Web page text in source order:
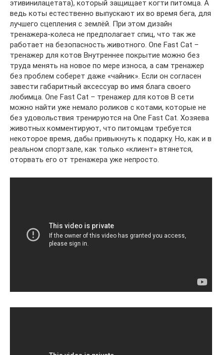
этивинилацетата), который защищает когти питомца. А
ведь коты естественно выпускают их во время бега, для
лучшего сцепления с землёй. При этом дизайн
тренажера-колеса не предполагает спиц, что так же
работает на безопасность животного. One Fast Cat –
тренажер для котов Внутреннее покрытие можно без
труда менять на новое по мере износа, а сам тренажер
без проблем соберет даже «чайник». Если он согласен
завести габаритный аксессуар во имя блага своего
любимца. One Fast Cat – тренажер для котов В сети
можно найти уже немало роликов с котами, которые не
без удовольствия тренируются на One Fast Cat. Хозяева
животных комментируют, что питомцам требуется
некоторое время, дабы привыкнуть к подарку. Но, как и в
реальном спортзале, как только «клиент» втянется,
оторвать его от тренажера уже непросто.